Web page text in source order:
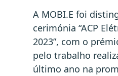
A MOBI.E foi
cerimónia “ACP
2023”, com o
pelo trabalho
último ano na